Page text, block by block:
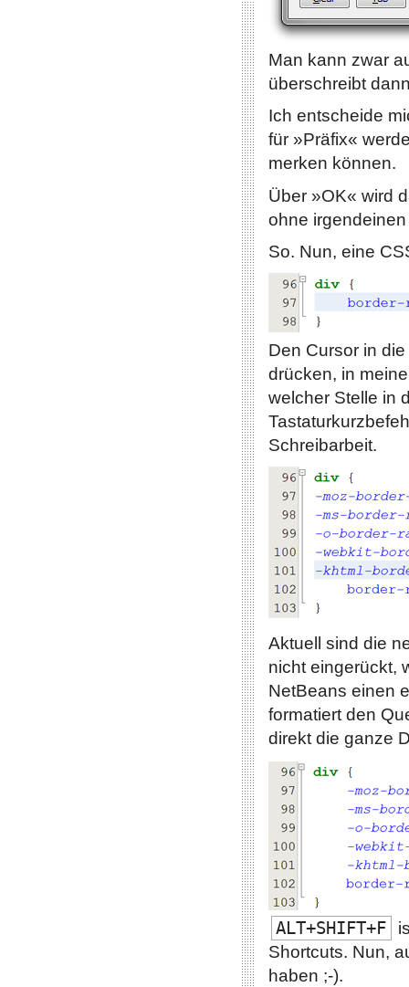
Man kann zwar
überschreibt
Ich entscheide
für »Präfix«
merken können.
Über »OK« wird
ohne
So. Nun, eine
Den Cursor in
drücken, in
welcher Stelle in
Schreibarbeit.
Aktuell sind die
nicht eingerückt,
NetBeans einen
formatiert den
direkt die ganze
ALT+SHIFT+F
Shortcuts. Nun,
haben ;-).